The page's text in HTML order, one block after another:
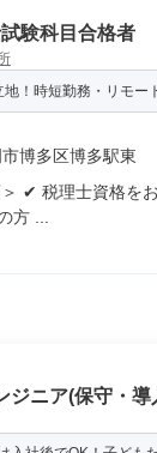
験科目合格者
！時短勤務・リモー
博多区博多駅東
✔ 税理士資格を
方 ...
ジニア(保守・導